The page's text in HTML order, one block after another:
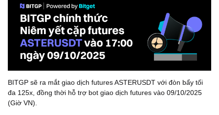
BITGP sẽ ra mắt giao dịch futures ASTERUSDT với đòn bẩy tối
đa 125x, đồng thời hỗ trợ bot giao dịch futures vào 09/10/2025
(Giờ VN).